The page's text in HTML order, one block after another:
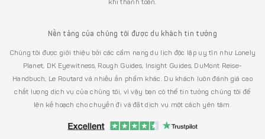
khi thanh toán.
Nền tảng của chúng tôi được du khách tin tưởng
Chúng tôi được giới thiệu bởi các cẩm nang du lịch độc lập uy tín như Lonely
Planet, DK Eyewitness, Rough Guides, Insight Guides, DuMont Reise-
Handbuch, Le Routard và nhiều ấn phẩm khác. Du khách luôn đánh giá cao
chất lượng dịch vụ của chúng tôi, vì vậy bạn có thể tin tưởng chúng tôi để
lên kế hoạch cho chuyến đi và đặt dịch vụ một cách yên tâm.